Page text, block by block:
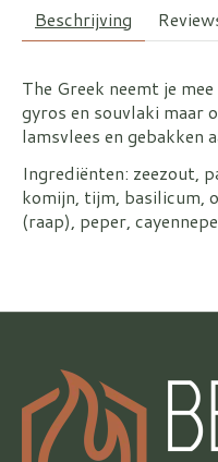
Beschrijving
The Greek neemt je
gyros en souvlaki maar
lamsvlees en gebakken
Ingrediënten: zeezout,
komijn, tijm, basilicum,
(raap), peper,